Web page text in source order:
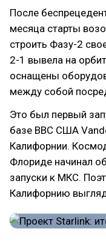
После
месяца старты
строить Фазу-2
2-1 вывела на
оснащены
между собой
Это был первый
базе ВВС США
Калифорнии.
Флориде начинал
запуски к МКС.
Калифорнию